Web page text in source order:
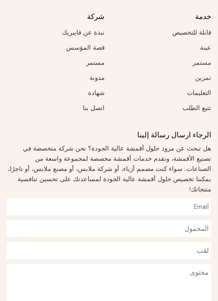
خدمة
قابلة للتخصيص
عينة
مستمر
تمرين
التعليمات
تتبع الطلب
شركة
نبذة عن فايبريك
قصة المؤسس
مستمر
مدونة
شهادة
اتصل بنا
الرجاء ارسال رسالة إلينا
هل تبحث عن مزود حلول أقمشة عالية الجودة؟ نحن شركة متخصصة في
تصنيع الأقمشة، ونقدم خدمات أقمشة مخصصة لمجموعة واسعة من
الصناعات. سواء كنت مصمم أزياء، أو شركة ملابس، أو مصنع ملابس، أو تاجرًا،
يمكننا تخصيص حلول أقمشة عالية الجودة لمساعدتك على تحسين تنافسية
منتجاتك!